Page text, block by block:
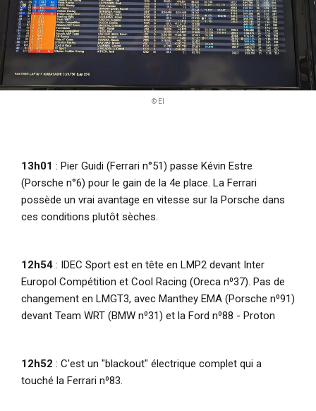
© EI
13h01 : Pier Guidi (Ferrari n°51) passe Kévin Estre
(Porsche n°6) pour le gain de la 4e place. La Ferrari
possède un vrai avantage en vitesse sur la Porsche dans
ces conditions plutôt sèches.
12h54 : IDEC Sport est en tête en LMP2 devant Inter
Europol Compétition et Cool Racing (Oreca n⁰37). Pas de
changement en LMGT3, avec Manthey EMA (Porsche n⁰91)
devant Team WRT (BMW n⁰31) et la Ford n⁰88 - Proton
12h52 : C'est un "blackout" électrique complet qui a
touché la Ferrari n⁰83.